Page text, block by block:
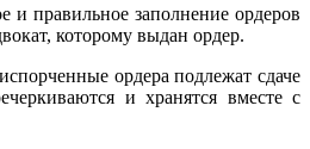
и правильное заполнение ордеров
которому выдан ордер.
ордера подлежат сдаче
и хранятся вместе с